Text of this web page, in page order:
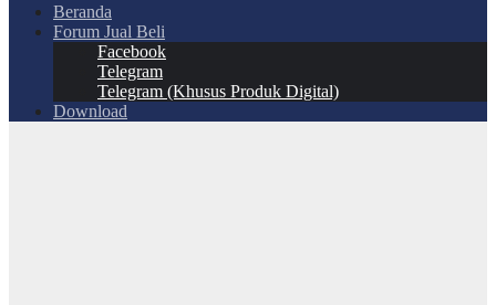
Beranda
Forum Jual Beli
Facebook
Telegram
Telegram (Khusus Produk Digital)
Download